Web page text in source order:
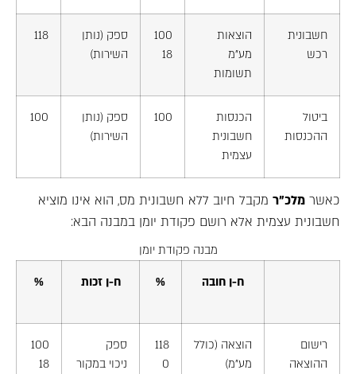
חשבונית
רכש
הוצאות
מע"מ
תשומות
100
18
ספק (נותן
השירות)
118
ביטול
ההכנסות
הכנסות
חשבונית
עצמית
100
ספק (נותן
השירות)
100
כאשר מלכ"ר מקבל חיוב ללא חשבונית מס, הוא אינו מוציא
חשבונית עצמית אלא רושם פקודת יומן במבנה הבא:
מבנה פקודת יומן
ח-ן חובה % ח-ן זכות %
רישום
ההוצאה
הוצאה (כולל
מע"מ)
118
0
ספק
ניכוי במקור
100
18